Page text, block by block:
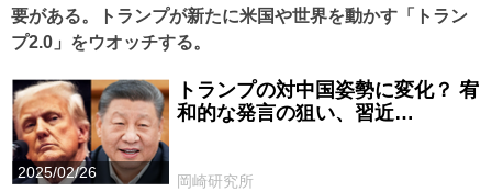
要がある。トランプが新たに米国や世界を動かす「トラン
プ2.0」をウオッチする。
2025/02/26
トランプの対中国姿勢に変化？ 宥
和的な発言の狙い、習近…
岡崎研究所